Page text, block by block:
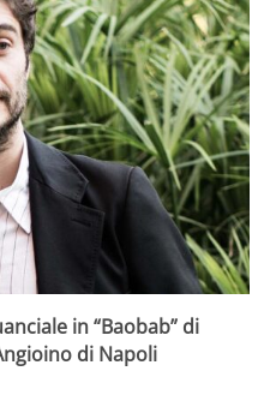
in “Baobab” di
di Napoli